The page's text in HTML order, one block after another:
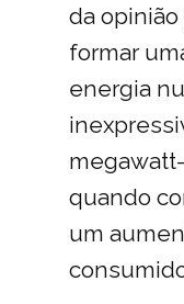
da
formar
energia
quando
um